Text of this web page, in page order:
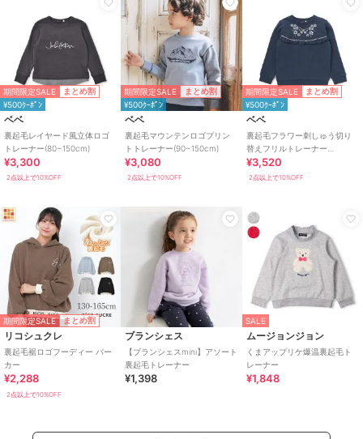
期間限定SALE まとめ割
¥500ｸｰﾎﾟﾝ
ベベ
裏起毛レイヤード風立体ロゴ
トレーナー(80~150cm)
¥3,300
2点以上で10%OFF
期間限定SALE まとめ割
¥500ｸｰﾎﾟﾝ
ベベ
裏起毛マウンテンロゴプリン
トトレーナー(90~150cm)
¥3,080
2点以上で10%OFF
期間限定SALE まとめ割
¥500ｸｰﾎﾟﾝ
ベベ
裏起毛フラワー刺しゅう切り
替えフリルトレーナー
(90~150cm)
¥3,520
2点以上で10%OFF
期間限定SALE まとめ割
リコシュクレ
裏起毛裾ロゴフーディー パー
カー
¥2,288
2点以上で10%OFF
ブランシェス
【ブランシェスmini】アソート
裏起毛トレーナー
¥1,398
SALE
ムージョンジョン
くまアップリケ爆温裏起毛ト
レーナー
¥1,848